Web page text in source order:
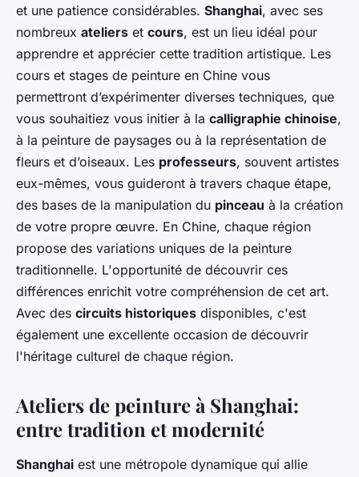
et une patience considérables. Shanghai, avec ses
nombreux ateliers et cours, est un lieu idéal pour
apprendre et apprécier cette tradition artistique. Les
cours et stages de peinture en Chine vous
permettront d’expérimenter diverses techniques, que
vous souhaitiez vous initier à la calligraphie chinoise,
à la peinture de paysages ou à la représentation de
fleurs et d’oiseaux. Les professeurs, souvent artistes
eux-mêmes, vous guideront à travers chaque étape,
des bases de la manipulation du pinceau à la création
de votre propre œuvre. En Chine, chaque région
propose des variations uniques de la peinture
traditionnelle. L'opportunité de découvrir ces
différences enrichit votre compréhension de cet art.
Avec des circuits historiques disponibles, c'est
également une excellente occasion de découvrir
l'héritage culturel de chaque région.
Ateliers de peinture à Shanghai:
entre tradition et modernité
Shanghai est une métropole dynamique qui allie